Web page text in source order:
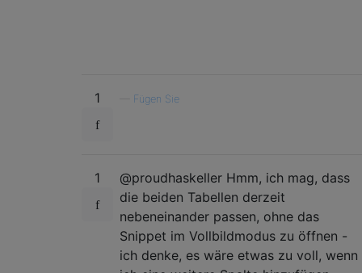
1 Fügen Sie
1
@proudhaskeller Hmm, ich mag, dass
die beiden Tabellen derzeit
nebeneinander passen, ohne das
Snippet im Vollbildmodus zu öffnen -
ich denke, es wäre etwas zu voll, wenn